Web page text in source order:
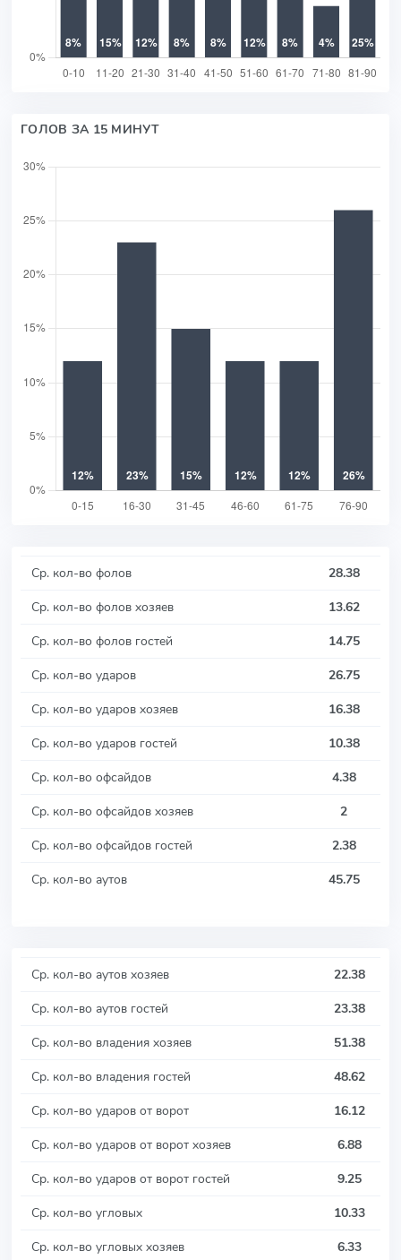
ГОЛОВ ЗА 15 МИНУТ
Ср. кол-во фолов
28.38
Ср. кол-во фолов хозяев
13.62
Ср. кол-во фолов гостей
14.75
Ср. кол-во ударов
26.75
Ср. кол-во ударов хозяев
16.38
Ср. кол-во ударов гостей
10.38
Ср. кол-во офсайдов
4.38
Ср. кол-во офсайдов хозяев
2
Ср. кол-во офсайдов гостей
2.38
Ср. кол-во аутов
45.75
Ср. кол-во аутов хозяев
22.38
Ср. кол-во аутов гостей
23.38
Ср. кол-во владения хозяев
51.38
Ср. кол-во владения гостей
48.62
Ср. кол-во ударов от ворот
16.12
Ср. кол-во ударов от ворот хозяев
6.88
Ср. кол-во ударов от ворот гостей
9.25
Ср. кол-во угловых
10.33
Ср. кол-во угловых хозяев
6.33